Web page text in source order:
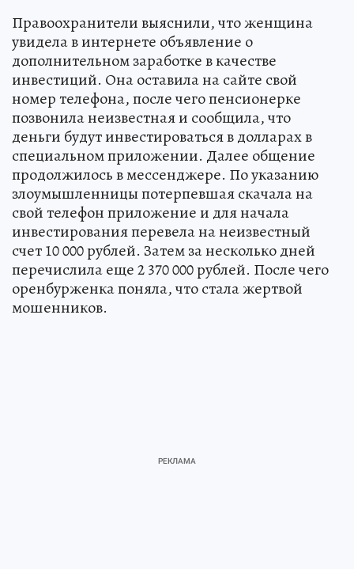
Правоохранители выяснили, что женщина
увидела в интернете объявление о
дополнительном заработке в качестве
инвестиций. Она оставила на сайте свой
номер телефона, после чего пенсионерке
позвонила неизвестная и сообщила, что
деньги будут инвестироваться в долларах в
специальном приложении. Далее общение
продолжилось в мессенджере. По указанию
злоумышленницы потерпевшая скачала на
свой телефон приложение и для начала
инвестирования перевела на неизвестный
счет 10 000 рублей. Затем за несколько дней
перечислила еще 2 370 000 рублей. После чего
оренбурженка поняла, что стала жертвой
мошенников.